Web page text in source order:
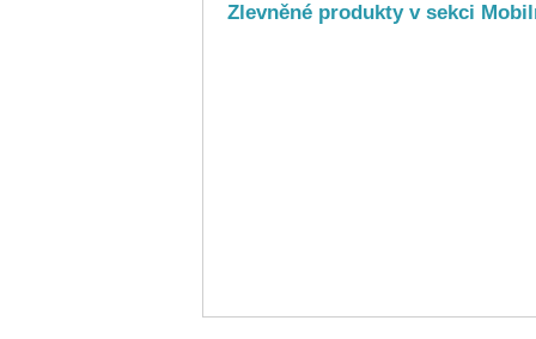
Zlevněné produkty v sekci